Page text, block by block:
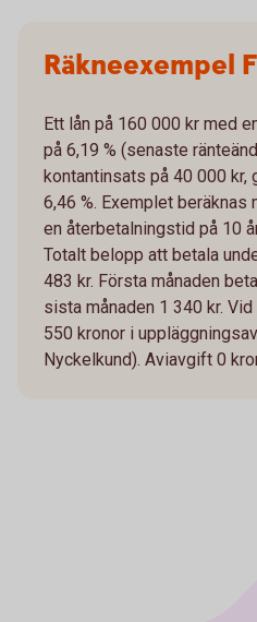
Räkneexempel
Ett lån på 160 000 kr med
på 6,19 % (senaste
kontantinsats på 40 000 kr,
6,46 %. Exemplet beräknas
en återbetalningstid på 10
Totalt belopp att betala
483 kr. Första månaden
sista månaden 1 340 kr.
550 kronor i
Nyckelkund). Aviavgift 0